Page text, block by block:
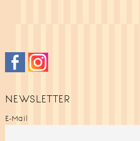
NEWSLETTER
E-Mail